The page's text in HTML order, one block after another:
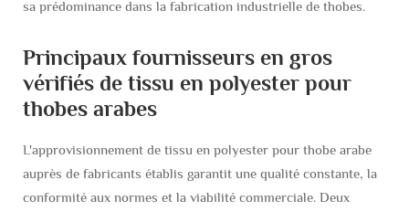
sa prédominance dans la fabrication industrielle de thobes.
Principaux fournisseurs en gros
vérifiés de tissu en polyester pour
thobes arabes
L'approvisionnement de tissu en polyester pour thobe arabe
auprès de fabricants établis garantit une qualité constante, la
conformité aux normes et la viabilité commerciale. Deux